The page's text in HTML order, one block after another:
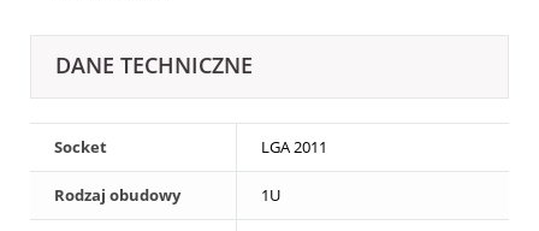
DANE TECHNICZNE
Socket LGA 2011
Rodzaj obudowy 1U